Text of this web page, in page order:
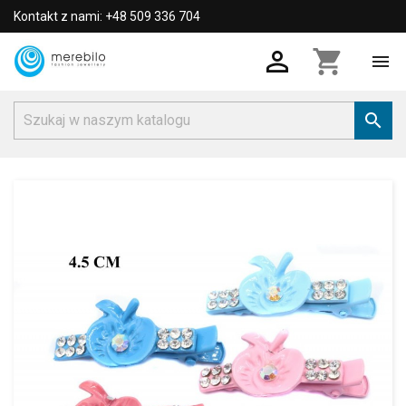
Kontakt z nami: +48 509 336 704
 shopping_cart 
